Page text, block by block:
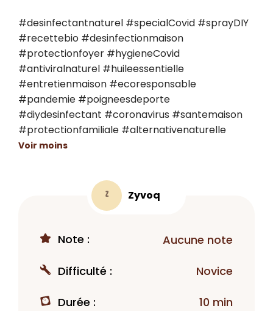
#desinfectantnaturel #specialCovid #sprayDIY
#recettebio #desinfectionmaison
#protectionfoyer #hygieneCovid
#antiviralnaturel #huileessentielle
#entretienmaison #ecoresponsable
#pandemie #poigneesdeporte
#diydesinfectant #coronavirus #santemaison
#protectionfamiliale #alternativenaturelle
Voir moins
Z Zyvoq
Note : Aucune note
Difficulté : Novice
Durée : 10 min